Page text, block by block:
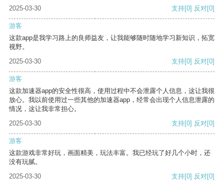
2025-03-30 支持[0] 反对[0]
游客
这款app是我学习路上的良师益友，让我能够随时随地学习新知识，拓宽
视野。
2025-03-30
支持[0] 反对[0]
游客
这款加速器app的安全性很高，使用过程中不会泄露个人信息，这让我很
放心。我以前使用过一些其他的加速器app，经常会出现个人信息泄露的
情况，这让我非常担心。
2025-03-30
支持[0] 反对[0]
游客
这款游戏非常好玩，画面精美，玩法丰富。我已经玩了好几个小时，还
没有玩腻。
2025-03-30
支持[0] 反对[0]